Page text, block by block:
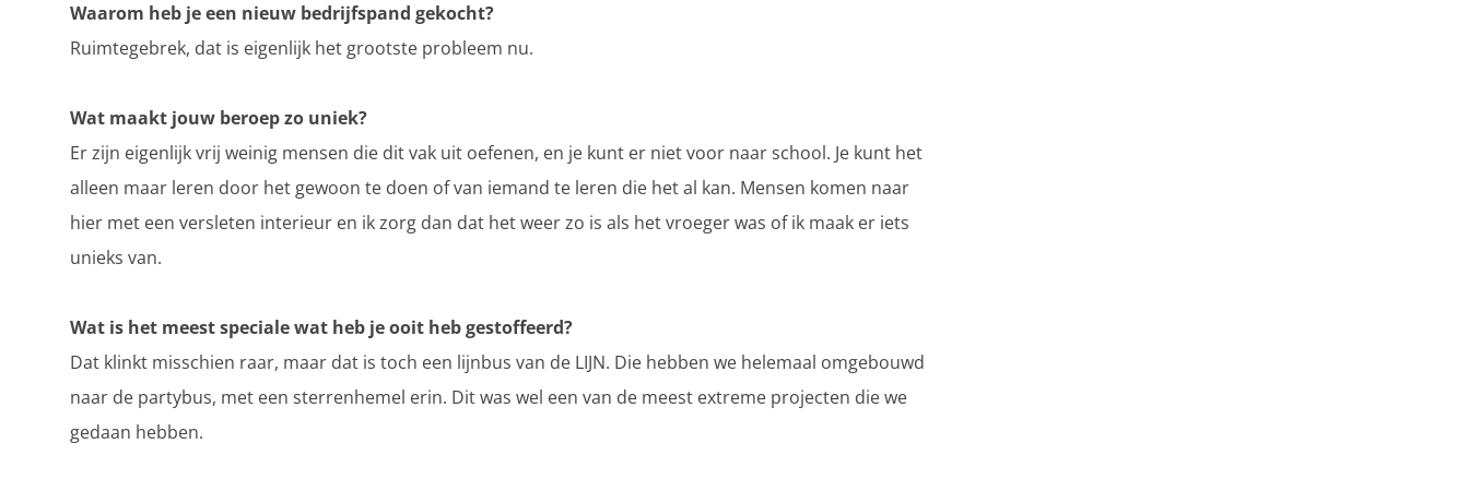
Waarom heb je een nieuw bedrijfspand gekocht?
Ruimtegebrek, dat is eigenlijk het grootste probleem nu.
Wat maakt jouw beroep zo uniek?
Er zijn eigenlijk vrij weinig mensen die dit vak uit oefenen, en je kunt er niet voor naar school. Je kunt het
alleen maar leren door het gewoon te doen of van iemand te leren die het al kan. Mensen komen naar
hier met een versleten interieur en ik zorg dan dat het weer zo is als het vroeger was of ik maak er iets
unieks van.
Wat is het meest speciale wat heb je ooit heb gestoffeerd?
Dat klinkt misschien raar, maar dat is toch een lijnbus van de LIJN. Die hebben we helemaal omgebouwd
naar de partybus, met een sterrenhemel erin. Dit was wel een van de meest extreme projecten die we
gedaan hebben.